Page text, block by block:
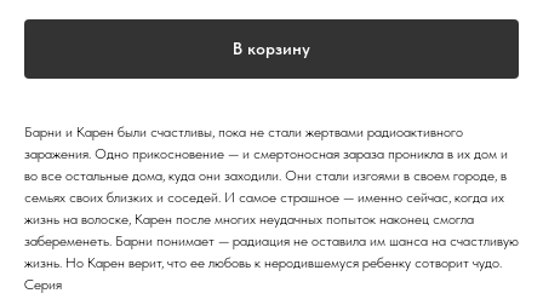
В корзину
Барни и Карен были счастливы, пока не стали жертвами радиоактивного
заражения. Одно прикосновение — и смертоносная зараза проникла в их дом и
во все остальные дома, куда они заходили. Они стали изгоями в своем городе, в
семьях своих близких и соседей. И самое страшное — именно сейчас, когда их
жизнь на волоске, Карен после многих неудачных попыток наконец смогла
забеременеть. Барни понимает — радиация не оставила им шанса на счастливую
жизнь. Но Карен верит, что ее любовь к неродившемуся ребенку сотворит чудо.
Серия